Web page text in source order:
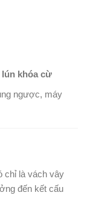
khóa cừ
ngược, máy
chỉ là vách vây
đến kết cấu